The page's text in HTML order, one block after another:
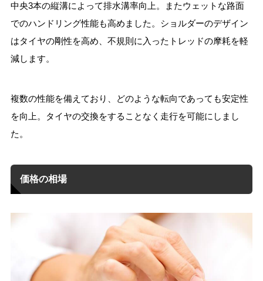
中央3本の縦溝によって排水溝率向上。またウェットな路面
でのハンドリング性能も高めました。ショルダーのデザイン
はタイヤの剛性を高め、不規則に入ったトレッドの摩耗を軽
減します。
複数の性能を備えており、どのような転向であっても安定性
を向上。タイヤの交換をすることなく走行を可能にしまし
た。
価格の相場